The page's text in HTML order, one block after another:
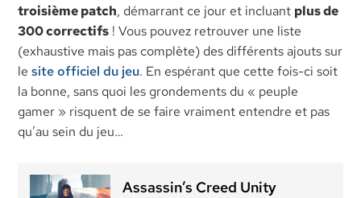
troisième patch, démarrant ce jour et incluant plus de
300 correctifs ! Vous pouvez retrouver une liste
(exhaustive mais pas complète) des différents ajouts sur
le site officiel du jeu. En espérant que cette fois-ci soit
la bonne, sans quoi les grondements du « peuple
gamer » risquent de se faire vraiment entendre et pas
qu’au sein du jeu…
Assassin’s Creed Unity